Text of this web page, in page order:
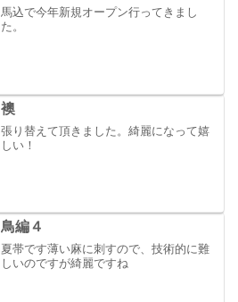
馬込で今年新規オープン行ってきまし
た。
襖
張り替えて頂きました。綺麗になって嬉
しい！
鳥編４
夏帯です薄い麻に刺すので、技術的に難
しいのですが綺麗ですね